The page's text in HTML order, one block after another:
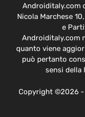
Androiditaly.com
Nicola Marchese
e
Androiditaly.com
quanto viene
può pertanto
sensi della
Copyright ©2026